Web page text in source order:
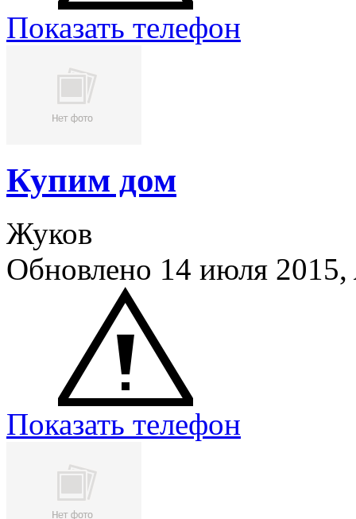
Показать телефон
Купим дом
Жуков
Обновлено 14 июля 2015,
Показать телефон